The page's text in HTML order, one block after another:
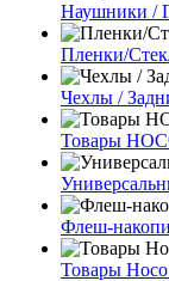
Наушники /
Пленки/
Чехлы /
Товары
Флеш-
Товары